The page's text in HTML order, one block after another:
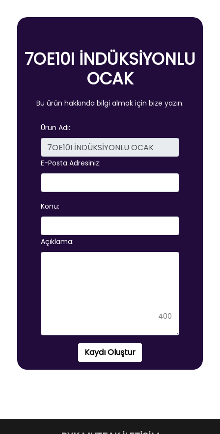
7OE10I İNDÜKSİYONLU
OCAK
Bu ürün hakkında bilgi almak için bize yazın.
Ürün Adı:
E-Posta Adresiniz:
Konu:
Açıklama:
400
Kaydı Oluştur